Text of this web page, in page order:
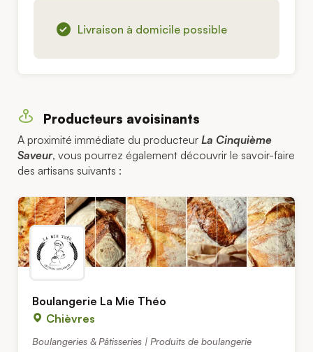
Livraison à domicile possible
Producteurs avoisinants
A proximité immédiate du producteur La Cinquième
Saveur, vous pourrez également découvrir le savoir-faire
des artisans suivants :
Boulangerie La Mie Théo
Chièvres
Boulangeries & Pâtisseries | Produits de boulangerie